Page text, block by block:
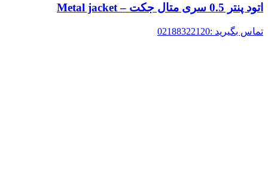
اتود پنتر 0.5 سری متال جکت – Metal jacket
تماس بگیرید :02188322120